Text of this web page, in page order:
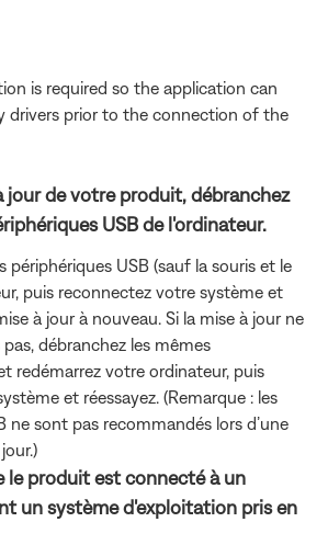
is required so the application can
drivers prior to the connection of the
jour de votre produit, débranchez
USB de l'ordinateur.
périphériques USB (sauf la souris et le
puis reconnectez votre système et
à jour à nouveau. Si la mise à jour ne
débranchez les mêmes
redémarrez votre ordinateur, puis
et réessayez. (Remarque : les
ne sont pas recommandés lors d’une
le produit est connecté à un
un système d'exploitation pris en